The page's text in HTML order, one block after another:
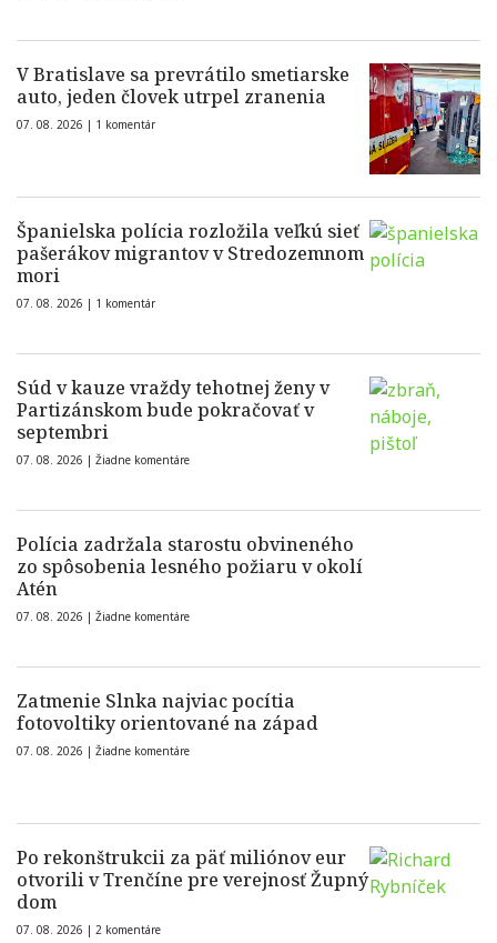
V Bratislave sa prevrátilo smetiarske
auto, jeden človek utrpel zranenia
07. 08. 2026 | 1 komentár
Španielska polícia rozložila veľkú sieť
pašerákov migrantov v Stredozemnom
mori
07. 08. 2026 | 1 komentár
Súd v kauze vraždy tehotnej ženy v
Partizánskom bude pokračovať v
septembri
07. 08. 2026 | Žiadne komentáre
Polícia zadržala starostu obvineného
zo spôsobenia lesného požiaru v okolí
Atén
07. 08. 2026 | Žiadne komentáre
Zatmenie Slnka najviac pocítia
fotovoltiky orientované na západ
07. 08. 2026 | Žiadne komentáre
Po rekonštrukcii za päť miliónov eur
otvorili v Trenčíne pre verejnosť Župný
dom
07. 08. 2026 | 2 komentáre